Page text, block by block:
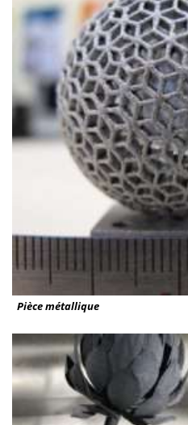
Pièce métallique